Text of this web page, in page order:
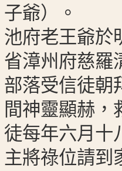
子爺）。
池府老王爺於
省漳州府慈羅
部落受信徒朝
間神靈顯赫，
徒每年六月十
主將祿位請到